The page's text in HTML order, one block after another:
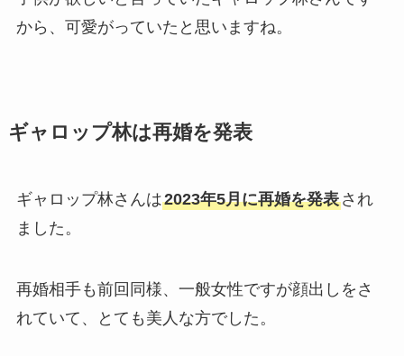
から、可愛がっていたと思いますね。
ギャロップ林は再婚を発表
ギャロップ林さんは2023年5月に再婚を発表され
ました。
再婚相手も前回同様、一般女性ですが顔出しをさ
れていて、とても美人な方でした。